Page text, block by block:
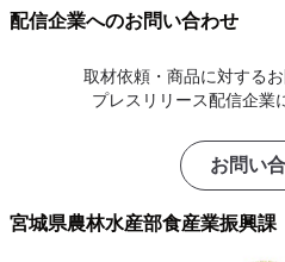
配信企業へのお問い合わせ
取材依頼・商品に対する
プレスリリース配信企業
お問い
宮城県農林水産部食産業振興課